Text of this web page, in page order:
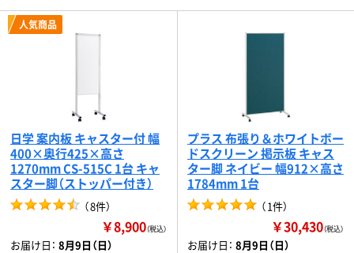
人気商品
日学 案内板 キャスター付 幅
400×奥行425×高さ
1270mm CS-515C 1台 キャ
スター脚（ストッパー付き）
（8件）
￥8,900（税込）
お届け日： 8月9日（日）
プラス 布張り＆ホワイトボー
ドスクリーン 掲示板 キャス
ター脚 ネイビー 幅912×高さ
1784mm 1台
（1件）
￥30,430（税込）
お届け日： 8月9日（日）